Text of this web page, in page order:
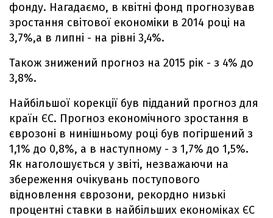
фонду. Нагадаємо, в квітні фонд прогнозував
зростання світової економіки в 2014 році на
3,7%,а в липні - на рівні 3,4%.
Також знижений прогноз на 2015 рік - з 4% до
3,8%.
Найбільшої корекції був підданий прогноз для
країн ЄС. Прогноз економічного зростання в
єврозоні в нинішньому році був погіршений з
1,1% до 0,8%, а в наступному - з 1,7% до 1,5%.
Як наголошується у звіті, незважаючи на
збереження очікувань поступового
відновлення єврозони, рекордно низькі
процентні ставки в найбільших економіках ЄС